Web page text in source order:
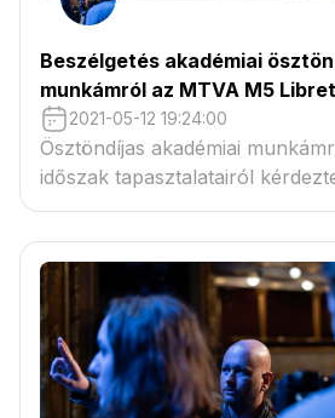
Beszélgetés akadémiai
munkámról az MTVA M5
műsorában
2021-05-12 19:24:00
Ösztöndíjas akadémiai
időszak tapasztalatairól
műsorvezetői